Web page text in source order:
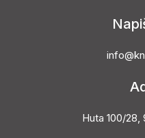
Huta 100/